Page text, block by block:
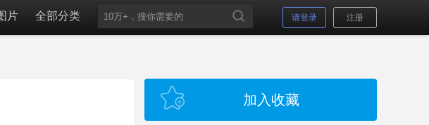
片 全部分类 注册
请登录
加入收藏